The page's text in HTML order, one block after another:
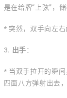
是在给牌“上弦”，
* 突然，双手向左右
3. 出手：
* 当双手拉开的瞬
四面八方弹射出去